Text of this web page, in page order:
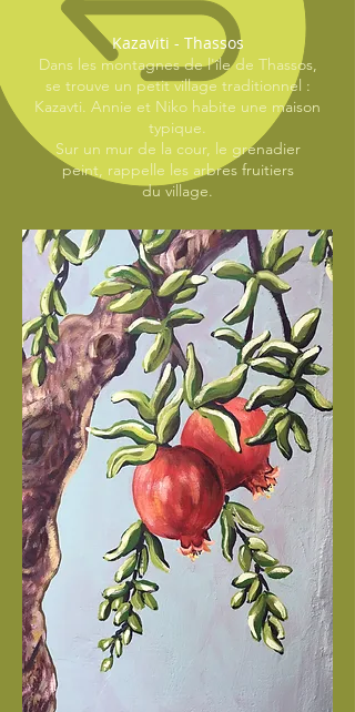
Kazaviti - Thassos
Dans les montagnes de l'île de Thassos,
se trouve un petit village traditionnel :
Kazavti. Annie et Niko habite une maison
typique.
Sur un mur de la cour, le grenadier
peint, rappelle les arbres fruitiers
du village.